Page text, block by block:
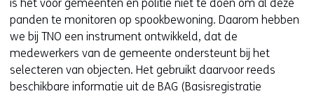
e
b
s
i
t
e
is het voor gemeenten en politie niet te doen om al deze
panden te monitoren op spookbewoning. Daarom hebben
we bij TNO een instrument ontwikkeld, dat de
medewerkers van de gemeente ondersteunt bij het
selecteren van objecten. Het gebruikt daarvoor reeds
beschikbare informatie uit de BAG (Basisregistratie